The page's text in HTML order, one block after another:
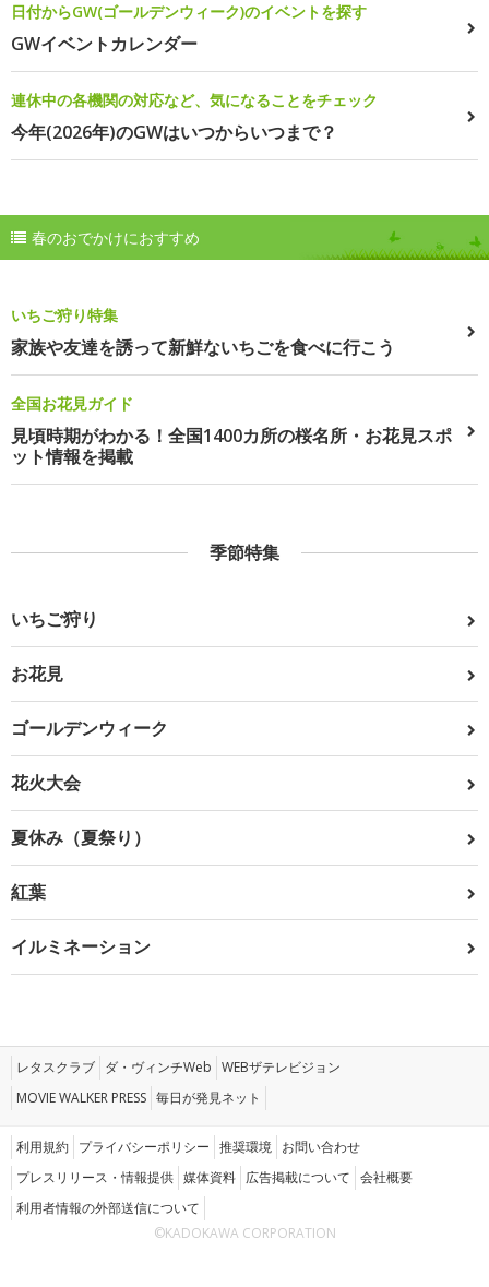
日付からGW(ゴールデンウィーク)のイベントを探す
GWイベントカレンダー
連休中の各機関の対応など、気になることをチェック
今年(2026年)のGWはいつからいつまで？
春のおでかけにおすすめ
いちご狩り特集
家族や友達を誘って新鮮ないちごを食べに行こう
全国お花見ガイド
見頃時期がわかる！全国1400カ所の桜名所・お花見スポ
ット情報を掲載
季節特集
いちご狩り
お花見
ゴールデンウィーク
花火大会
夏休み（夏祭り）
紅葉
イルミネーション
レタスクラブ ダ・ヴィンチWeb WEBザテレビジョン
MOVIE WALKER PRESS 毎日が発見ネット
利用規約 プライバシーポリシー 推奨環境 お問い合わせ
プレスリリース・情報提供 媒体資料 広告掲載について 会社概要
利用者情報の外部送信について
©KADOKAWA CORPORATION